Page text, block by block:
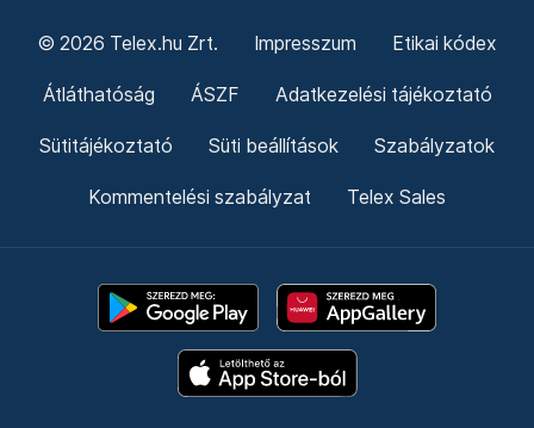
© 2026 Telex.hu Zrt. Impresszum Etikai kódex
Átláthatóság ÁSZF Adatkezelési tájékoztató
Sütitájékoztató Süti beállítások Szabályzatok
Kommentelési szabályzat Telex Sales